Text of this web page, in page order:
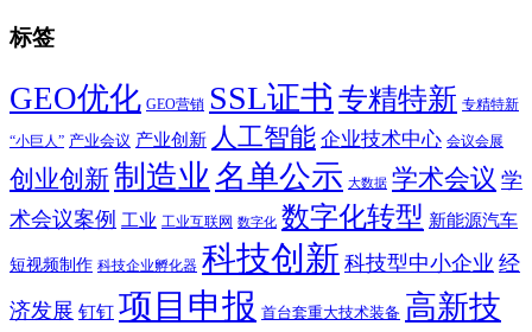
标签
GEO优化 GEO营销 SSL证书 专精特新 专精特新
“小巨人” 产业会议 产业创新 人工智能 企业技术中心 会议会展
创业创新制造业 名单公示 大数据 学术会议 学
术会议案例 工业 工业互联网 数字化 数字化转型 新能源汽车
短视频制作 科技企业孵化器 科技创新 科技型中小企业 经
济发展 钉钉 项目申报 首台套重大技术装备 高新技